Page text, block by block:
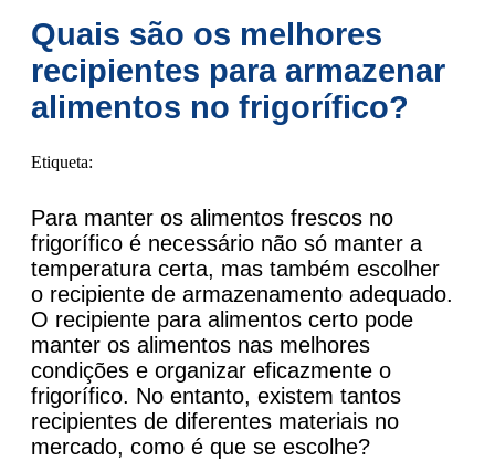
ES
KO
Quais são os melhores
recipientes para armazenar
alimentos no frigorífico?
Etiqueta:
Para manter os alimentos frescos no
frigorífico é necessário não só manter a
temperatura certa, mas também escolher
o recipiente de armazenamento adequado.
O recipiente para alimentos certo pode
manter os alimentos nas melhores
condições e organizar eficazmente o
frigorífico. No entanto, existem tantos
recipientes de diferentes materiais no
mercado, como é que se escolhe?